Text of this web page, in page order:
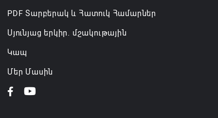
PDF Տարբերակ և Հատուկ Համարներ
Սյունյաց երկիր. մշակութային
Կապ
Մեր Մասին